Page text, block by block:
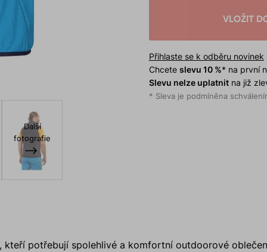
Další
fotografie
VLOŽIT
Přihlaste se k odběru novinek
Chcete slevu 10 %* na první
Slevu nelze uplatnitna již
* Sleva je podmíněna
kteří potřebují spolehlivé a komfortní outdoorové